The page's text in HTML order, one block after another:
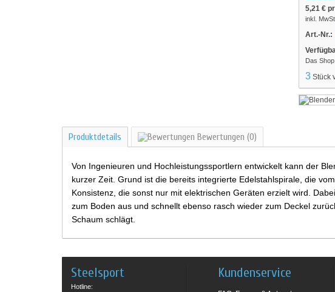
5,21 €
inkl. MwSt.
Art.-Nr.:
Das
3 Stück
Produktdetails Bewertungen (0)
Von Ingenieuren und Hochleistungssportlern entwickelt kann der
kurzer Zeit. Grund ist die bereits integrierte Edelstahlspirale, die
Konsistenz, die sonst nur mit elektrischen Geräten erzielt wird.
zum Boden aus und schnellt ebenso rasch wieder zum Deckel
Schaum schlägt.
Steelsport
Hotline:
Kundenservice